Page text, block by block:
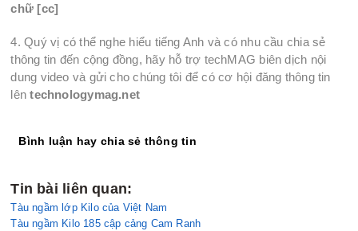
chữ [cc]
4. Quý vị có thể nghe hiểu tiếng Anh và có nhu cầu chia sẻ
thông tin đến cộng đồng, hãy hỗ trợ techMAG biên dịch nội
dung video và gửi cho chúng tôi để có cơ hội đăng thông tin
lêntechnologymag.net
Bình luận hay chia sẻ thông tin
Tin bài liên quan:
Tàu ngầm lớp Kilo của Việt Nam
Tàu ngầm Kilo 185 cập cảng Cam Ranh